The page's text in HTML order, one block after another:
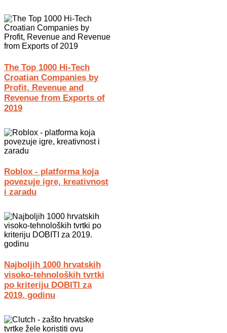
The Top 1000 Hi-Tech
Croatian Companies by
Profit, Revenue and
Revenue from Exports of
2019
Roblox - platforma koja
povezuje igre, kreativnost
i zaradu
Najboljih 1000 hrvatskih
visoko-tehnoloških tvrtki
po kriteriju DOBITI za
2019. godinu